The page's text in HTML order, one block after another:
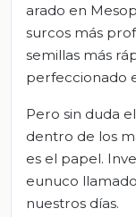
arado en
surcos más
semillas más
perfeccionado
Pero sin duda
dentro de los
es el papel.
eunuco
nuestros días.